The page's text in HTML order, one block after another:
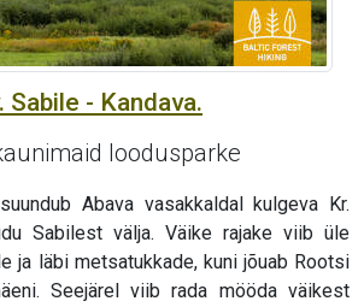
Sabile - Kandava.
loodusparke
Abava vasakkaldal kulgeva Kr.
Sabilest välja. Väike rajake viib üle
ja läbi metsatukkade, kuni jõuab Rootsi
Seejärel viib rada mööda väikest